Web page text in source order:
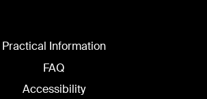
Practical Information
FAQ
Accessibility